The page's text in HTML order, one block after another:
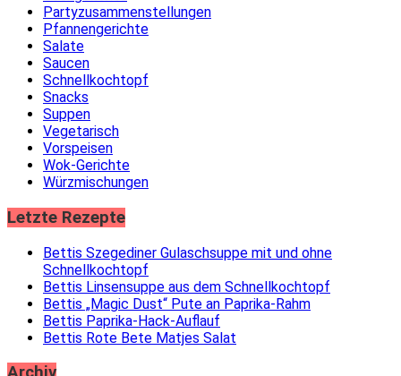
Partyzusammenstellungen
Pfannengerichte
Salate
Saucen
Schnellkochtopf
Snacks
Suppen
Vegetarisch
Vorspeisen
Wok-Gerichte
Würzmischungen
Letzte Rezepte
Bettis Szegediner Gulaschsuppe mit und ohne
Schnellkochtopf
Bettis Linsensuppe aus dem Schnellkochtopf
Bettis „Magic Dust“ Pute an Paprika-Rahm
Bettis Paprika-Hack-Auflauf
Bettis Rote Bete Matjes Salat